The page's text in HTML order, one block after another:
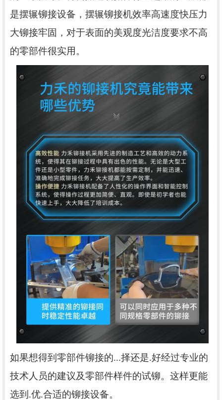
是摆辗铆接设备 ，摆辗铆接机效率高速度快压力
大铆接牢固 ， 对于表面的美观度光洁度要求不高
的零部件很实用。
如果想得到零部件铆接的...择还是.好经过专业的
技术人员的建议及零部件样件的试铆。这样更能
选到.优.合适的铆接设备。